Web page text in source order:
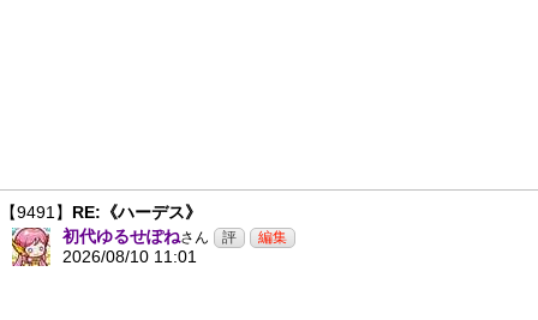
【9491】 RE:《ハーデス》
初代ゆるせぽねさん
2026/08/10 11:01